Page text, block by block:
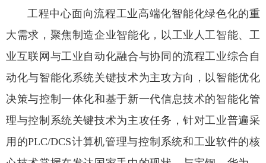
工程中心面向流程工业高端化智能化绿色化的重
大需求，聚焦制造企业智能化，以工业人工智能、工
业互联网与工业自动化融合与协同的流程工业综合自
动化与智能化系统关键技术为主攻方向，以智能优化
决策与控制一体化和基于新一代信息技术的智能化管
理与控制系统关键技术为主攻任务，针对工业普遍采
用的PLC/DCS计算机管理与控制系统和工业软件的核